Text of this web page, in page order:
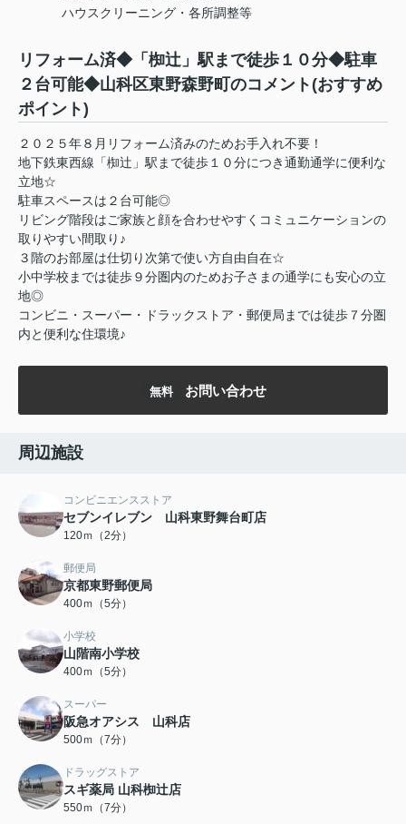
ハウスクリーニング・各所調整等
リフォーム済◆「椥辻」駅まで徒歩１０分◆駐車
２台可能◆山科区東野森野町のコメント(おすすめ
ポイント)
２０２５年８月リフォーム済みのためお手入れ不要！
地下鉄東西線「椥辻」駅まで徒歩１０分につき通勤通学に便利な
立地☆
駐車スペースは２台可能◎
リビング階段はご家族と顔を合わせやすくコミュニケーションの
取りやすい間取り♪
３階のお部屋は仕切り次第で使い方自由自在☆
小中学校までは徒歩９分圏内のためお子さまの通学にも安心の立
地◎
コンビニ・スーパー・ドラックストア・郵便局までは徒歩７分圏
内と便利な住環境♪
無料 お問い合わせ
周辺施設
コンビニエンスストア
セブンイレブン 山科東野舞台町店
120ｍ（2分）
郵便局
京都東野郵便局
400ｍ（5分）
小学校
山階南小学校
400ｍ（5分）
スーパー
阪急オアシス 山科店
500ｍ（7分）
ドラッグストア
スギ薬局 山科椥辻店
550ｍ（7分）